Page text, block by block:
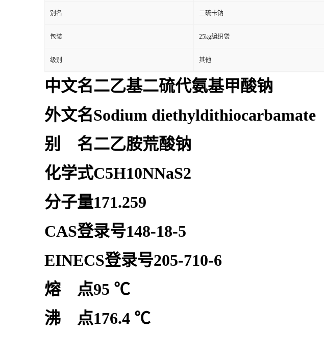
别名 二硫卡钠
包装 25kg编织袋
级别 其他
中文名二乙基二硫代氨基甲酸钠
外文名Sodium diethyldithiocarbamate
别 名二乙胺荒酸钠
化学式C5H10NNaS2
分子量171.259
CAS登录号148-18-5
EINECS登录号205-710-6
熔 点95 ℃
沸 点176.4 ℃